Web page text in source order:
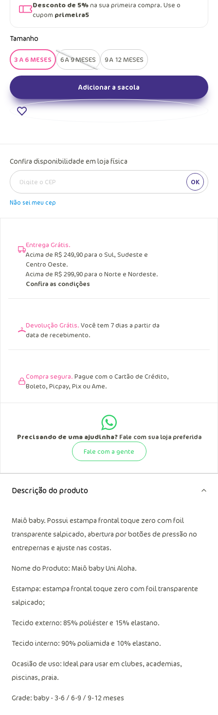
Desconto de 5%na sua primeira compra. Use o
cupom primeira5
Tamanho
3 A 6 MESES 6 A 9 MESES 9 A 12 MESES
Adicionar a sacola
Confira disponibilidade em loja física
OK
Não sei meu cep
Entrega Grátis.
Acima de R$ 249,90 para o Sul, Sudeste e
Centro Oeste.
Acima de R$ 299,90 para o Norte e Nordeste.
Confira as condições
Devolução Grátis. Você tem 7 dias a partir da
data de recebimento.
Compra segura. Pague com o Cartão de Crédito,
Boleto, Picpay, Pix ou Ame.
Precisando de uma ajudinha?Fale com sua loja preferida
Fale com a gente
Descrição do produto
Maiô baby. Possui estampa frontal toque zero com foil
transparente salpicado, abertura por botões de pressão no
entrepernas e ajuste nas costas.
Nome do Produto: Maiô baby Uni Aloha.
Estampa: estampa frontal toque zero com foil transparente
salpicado;
Tecido externo: 85% poliéster e 15% elastano.
Tecido interno: 90% poliamida e 10% elastano.
Ocasião de uso: Ideal para usar em clubes, academias,
piscinas, praia.
Grade: baby - 3-6 / 6-9 / 9-12 meses